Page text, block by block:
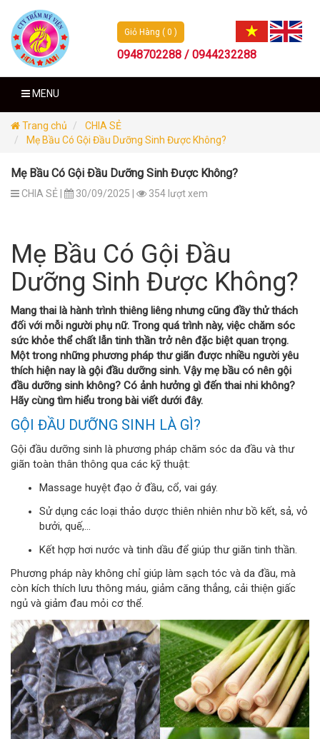
Giỏ Hàng ( 0 )
0948702288 / 0944232288
MENU
Trang chủ
CHIA SẺ
Mẹ Bầu Có Gội Đầu Dưỡng Sinh Được Không?
Mẹ Bầu Có Gội Đầu Dưỡng Sinh Được Không?
CHIA SẺ | 30/09/2025 | 354 lượt xem
Mẹ Bầu Có Gội Đầu
Dưỡng Sinh Được Không?
Mang thai là hành trình thiêng liêng nhưng cũng đầy thử thách
đối với mỗi người phụ nữ. Trong quá trình này, việc chăm sóc
sức khỏe thể chất lẫn tinh thần trở nên đặc biệt quan trọng.
Một trong những phương pháp thư giãn được nhiều người yêu
thích hiện nay là gội đầu dưỡng sinh. Vậy mẹ bầu có nên gội
đầu dưỡng sinh không? Có ảnh hưởng gì đến thai nhi không?
Hãy cùng tìm hiểu trong bài viết dưới đây.
GỘI ĐẦU DƯỠNG SINH LÀ GÌ?
Gội đầu dưỡng sinh là phương pháp chăm sóc da đầu và thư
giãn toàn thân thông qua các kỹ thuật:
Massage huyệt đạo ở đầu, cổ, vai gáy.
Sử dụng các loại thảo dược thiên nhiên như bồ kết, sả, vỏ
bưởi, quế,...
Kết hợp hơi nước và tinh dầu để giúp thư giãn tinh thần.
Phương pháp này không chỉ giúp làm sạch tóc và da đầu, mà
còn kích thích lưu thông máu, giảm căng thẳng, cải thiện giấc
ngủ và giảm đau mỏi cơ thể.